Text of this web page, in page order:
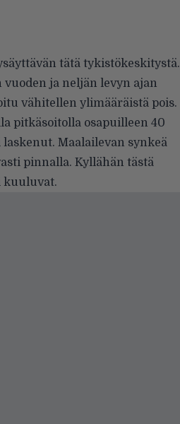
tätä tykistökeskitystä.
ja neljän levyn ajan
vähitellen ylimääräistä pois.
pitkäsoitolla osapuilleen 40
Maalailevan synkeä
pinnalla. Kyllähän tästä
kuuluvat.